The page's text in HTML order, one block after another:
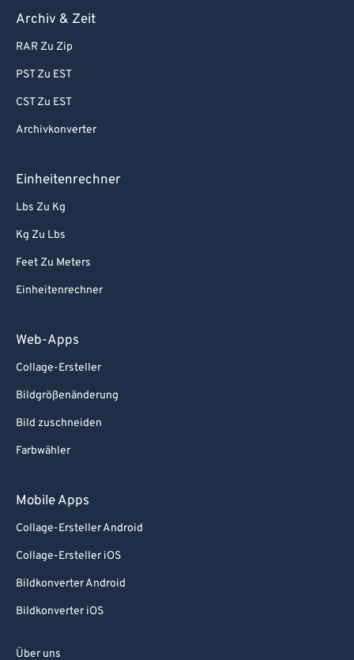
Archiv & Zeit
RAR Zu Zip
PST Zu EST
CST Zu EST
Archivkonverter
Einheitenrechner
Lbs Zu Kg
Kg Zu Lbs
Feet Zu Meters
Einheitenrechner
Web-Apps
Collage-Ersteller
Bildgrößenänderung
Bild zuschneiden
Farbwähler
Mobile Apps
Collage-Ersteller Android
Collage-Ersteller iOS
Bildkonverter Android
Bildkonverter iOS
Über uns